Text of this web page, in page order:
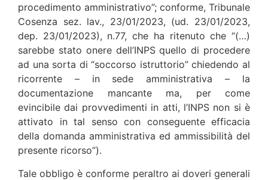
procedimento amministrativo”; conforme, Tribunale
Cosenza sez. lav., 23/01/2023, (ud. 23/01/2023,
dep. 23/01/2023), n.77, che ha ritenuto che “(…)
sarebbe stato onere dell’INPS quello di procedere
ad una sorta di “soccorso istruttorio” chiedendo al
ricorrente – in sede amministrativa – la
documentazione mancante ma, per come
evincibile dai provvedimenti in atti, l’INPS non si è
attivato in tal senso con conseguente efficacia
della domanda amministrativa ed ammissibilità del
presente ricorso”).
Tale obbligo è conforme peraltro ai doveri generali